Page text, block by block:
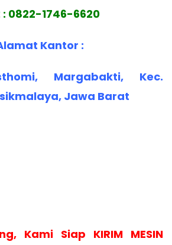
: 0822-1746-6620
Kantor :
Margabakti, Kec.
Jawa Barat
Kami Siap KIRIM MESIN